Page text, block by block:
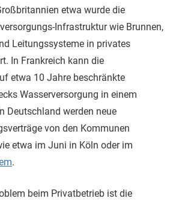
etwa wurde die
Infrastruktur wie Brunnen,
Leitungssysteme in privates
In Frankreich kann die
etwa 10 Jahre beschränkte
Wasserversorgung in einem
Deutschland werden neue
von den Kommunen
etwa im Juni in Köln oder im
.
beim Privatbetrieb ist die